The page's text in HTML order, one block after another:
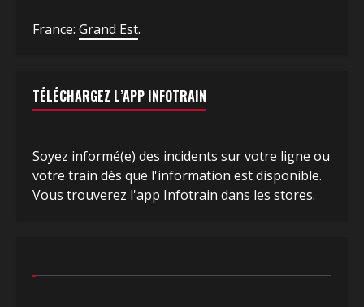
France: Grand Est.
TÉLÉCHARGEZ L’APP INFOTRAIN
Soyez informé(e) des incidents sur votre ligne ou
votre train dès que l'information est disponible.
Vous trouverez l'app Infotrain dans les stores.